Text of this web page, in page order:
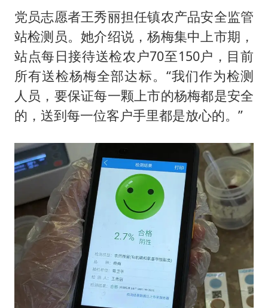
党员志愿者王秀丽担任镇农产品安全监管
站检测员。她介绍说，杨梅集中上市期，
站点每日接待送检农户70至150户，目前
所有送检杨梅全部达标。“我们作为检测
人员，要保证每一颗上市的杨梅都是安全
的，送到每一位客户手里都是放心的。”